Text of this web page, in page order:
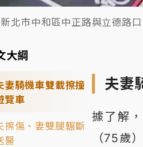
新北市中和區中正路與立德路
大綱
妻騎機車雙載擦撞
覽車
擦傷、妻雙腿輾斷
醫
夫妻
據了解
（75歲